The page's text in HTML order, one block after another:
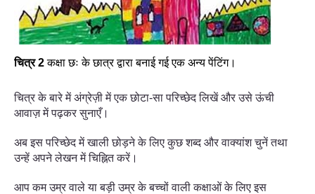
चित्र2कक्षा छः के छात्र द्वारा बनाई गई एक अन्य पेंटिंग।
चित्र के बारे में अंग्रेज़ी में एक छोटा-सा परिच्छेद लिखें और उसे ऊंची
आवाज़ में पढ़कर सुनाएँ।
अब इस परिच्छेद में खाली छोड़ने के लिए कुछ शब्द और वाक्यांश चुनें तथा
उन्हें अपने लेखन में चिह्नित करें।
आप कम उम्र वाले या बड़ी उम्र के बच्चों वाली कक्षाओं के लिए इस